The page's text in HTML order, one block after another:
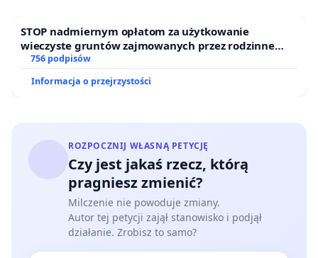
STOP nadmiernym opłatom za użytkowanie
wieczyste gruntów zajmowanych przez rodzinne
ogrody działkowe.
756 podpisów
Informacja o przejrzystości
ROZPOCZNIJ WŁASNĄ PETYCJĘ
Czy jest jakaś rzecz, którą
pragniesz zmienić?
Milczenie nie powoduje zmiany.
Autor tej petycji zajął stanowisko i podjął
działanie. Zrobisz to samo?